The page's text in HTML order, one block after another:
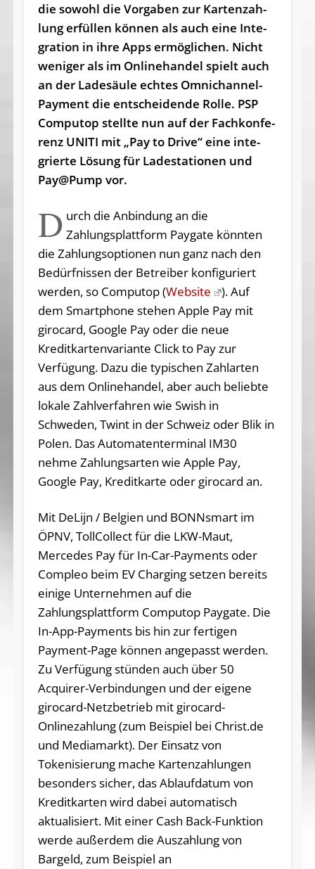
die so­wohl die Vor­ga­ben zur Kar­ten­zah­
lung er­fül­len kön­nen als auch ei­ne In­te­
gra­ti­on in ih­re Apps er­mög­li­chen. Nicht
we­ni­ger als im On­line­han­del spielt auch
an der La­de­säu­le ech­tes Om­nichan­nel-
Pay­ment die ent­schei­den­de Rol­le. PSP
Com­pu­top stell­te nun auf der Fach­kon­fe­
renz UNITI mit „Pay to Dri­ve“ ei­ne in­te­
grier­te Lö­sung für La­de­sta­tio­nen und
Pay@Pump vor.
D urch die Anbindung an die
Zahlungsplattform Paygate könnten
die Zahlungsoptionen nun ganz nach den
Bedürfnissen der Betreiber konfiguriert
werden, so Computop (Website
). Auf
dem Smartphone stehen Apple Pay mit
girocard, Google Pay oder die neue
Kreditkartenvariante Click to Pay zur
Verfügung. Dazu die typischen Zahlarten
aus dem Onlinehandel, aber auch beliebte
lokale Zahlverfahren wie Swish in
Schweden, Twint in der Schweiz oder Blik in
Polen. Das Automatenterminal IM30
nehme Zahlungsarten wie Apple Pay,
Google Pay, Kreditkarte oder girocard an.
Mit DeLijn / Belgien und BONNsmart im
ÖPNV, TollCollect für die LKW-Maut,
Mercedes Pay für In-Car-Payments oder
Compleo beim EV Charging setzen bereits
einige Unternehmen auf die
Zahlungsplattform Computop Paygate. Die
In-App-Payments bis hin zur fertigen
Payment-Page können angepasst werden.
Zu Verfügung stünden auch über 50
Acquirer-Verbindungen und der eigene
girocard-Netzbetrieb mit girocard-
Onlinezahlung (zum Beispiel bei Christ.de
und Mediamarkt). Der Einsatz von
Tokenisierung mache Kartenzahlungen
besonders sicher, das Ablaufdatum von
Kreditkarten wird dabei automatisch
aktualisiert. Mit einer Cash Back-Funktion
werde außerdem die Auszahlung von
Bargeld, zum Beispiel an